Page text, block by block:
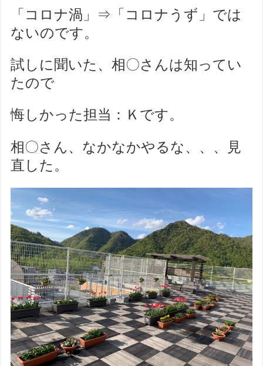
「コロナ渦」⇒「コロナうず」では
ないのです。
試しに聞いた、相〇さんは知ってい
たので
悔しかった担当：Ｋです。
相〇さん、なかなかやるな、、、見
直した。